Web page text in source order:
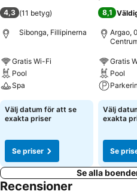
4,3 (11 betyg)
Sibonga, Fillipinerna
Gratis Wi-Fi
Pool
Spa
Välj datum för att se
exakta priser
Se priser
8,1
Argao,
Gratis
Pool
Välj
exakta
Se
Se alla
Recensioner